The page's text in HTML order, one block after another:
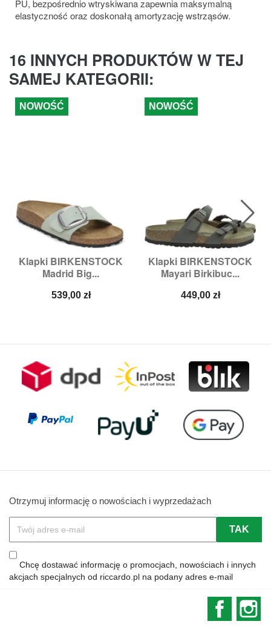
PU, bezpośrednio wtryskiwana zapewnia maksymalną
elastyczność oraz doskonałą amortyzację wstrząsów.
16 INNYCH PRODUKTÓW W TEJ
SAMEJ KATEGORII:
Klapki BIRKENSTOCK
Madrid Big...
Cena
539,00 zł
NOWOŚĆ
Klapki BIRKENSTOCK
Mayari Birkibuc...
Cena
449,00 zł
NOWOŚĆ
Otrzymuj informację o nowościach i wyprzedażach
Chcę dostawać informację o promocjach, nowościach i innych
akcjach specjalnych od riccardo.pl na podany adres e-mail